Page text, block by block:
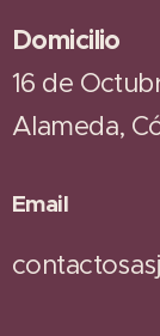
Domicilio
16 de
Alameda,
Email